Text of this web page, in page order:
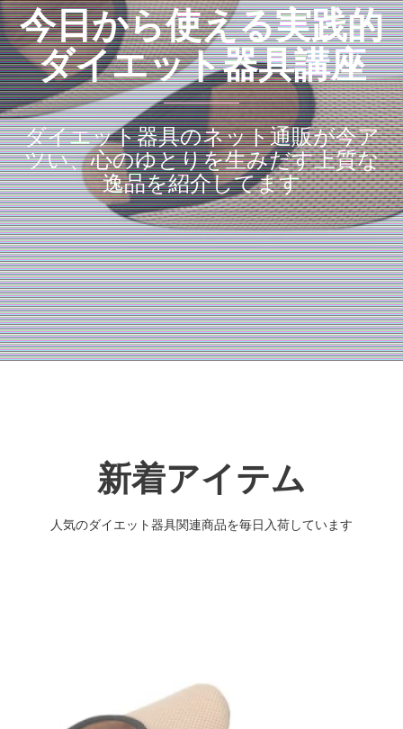
今日から使える実践的
ダイエット器具講座
ダイエット器具のネット通販が今ア
ツい、心のゆとりを生みだす上質な
逸品を紹介してます
新着アイテム
人気のダイエット器具関連商品を毎日入荷しています